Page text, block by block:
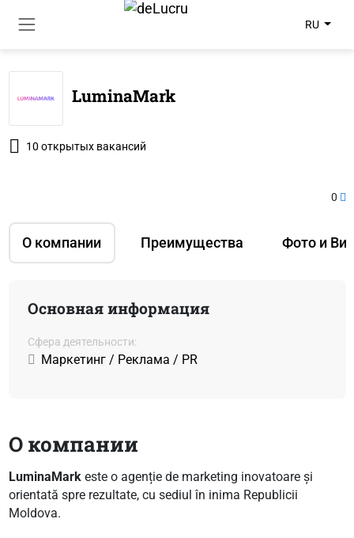
RU
LuminaMark
10 открытых вакансий
О компании Преимущества Фото и
0
Основная информация
Сфера деятельности:
Маркетинг / Реклама / PR
О компании
LuminaMarkeste o agenție de marketing inovatoare și
orientată spre rezultate, cu sediul în inima Republicii
Moldova.